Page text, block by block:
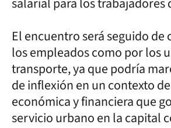
El encuentro será seguido
los empleados como por los
transporte, ya que podría
de inflexión en un contexto
económica y financiera que
servicio urbano en la capital